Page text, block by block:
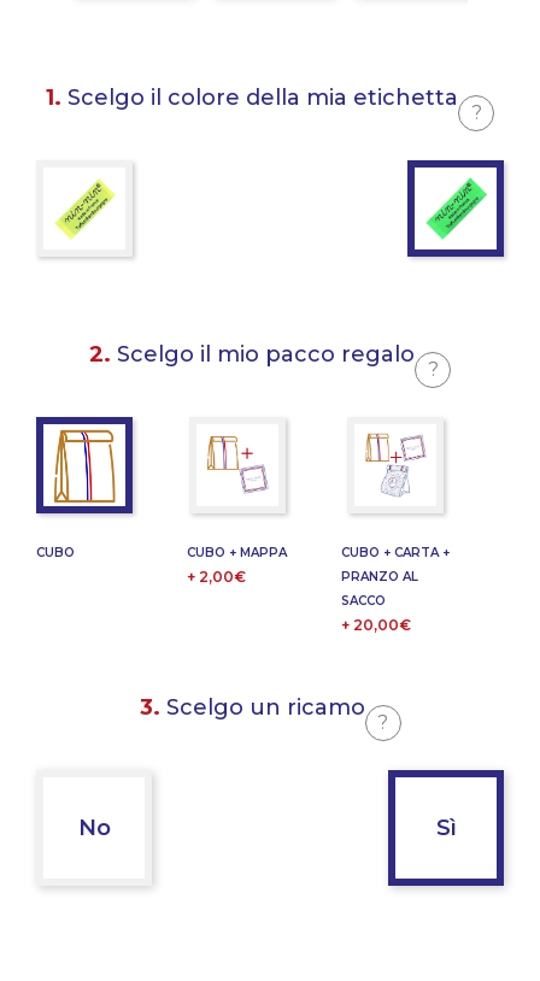
1. Scelgo il colore della mia etichetta
?
2. Scelgo il mio pacco regalo
?
CUBO CUBO + MAPPA
+ 2,00€
CUBO + CARTA +
PRANZO AL
SACCO
+ 20,00€
3. Scelgo un ricamo
?
No Sì